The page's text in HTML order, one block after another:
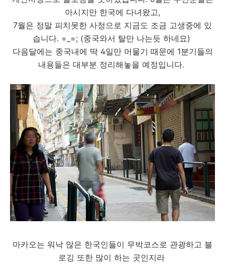
아시지만 한국에 다녀왔고,
7월은 정말 피치못한 사정으로 지금도 조금 고생중에 있
습니다. =_=; (중국와서 탈만 나는듯 하네요)
다음달에는 중국내에 딱 4일만 머물기 때문에 1분기들의
내용들은 대부분 정리해놓을 예정입니다.
마카오는 워낙 많은 한국인들이 무박코스로 관광하고 블
로깅 또한 많이 하는 곳인지라